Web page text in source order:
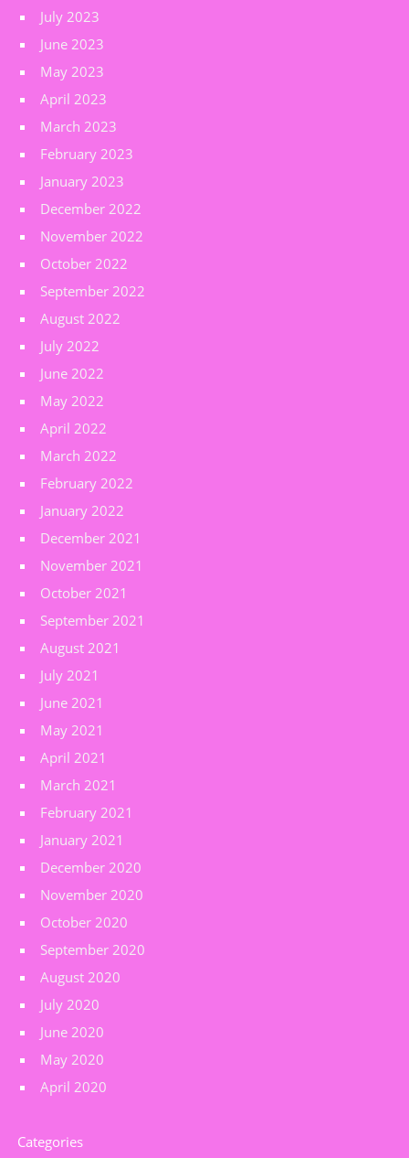
July 2023
June 2023
May 2023
April 2023
March 2023
February 2023
January 2023
December 2022
November 2022
October 2022
September 2022
August 2022
July 2022
June 2022
May 2022
April 2022
March 2022
February 2022
January 2022
December 2021
November 2021
October 2021
September 2021
August 2021
July 2021
June 2021
May 2021
April 2021
March 2021
February 2021
January 2021
December 2020
November 2020
October 2020
September 2020
August 2020
July 2020
June 2020
May 2020
April 2020
Categories